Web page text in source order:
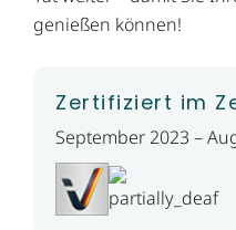
genießen können!
Zertifiziert im
September 2023 –